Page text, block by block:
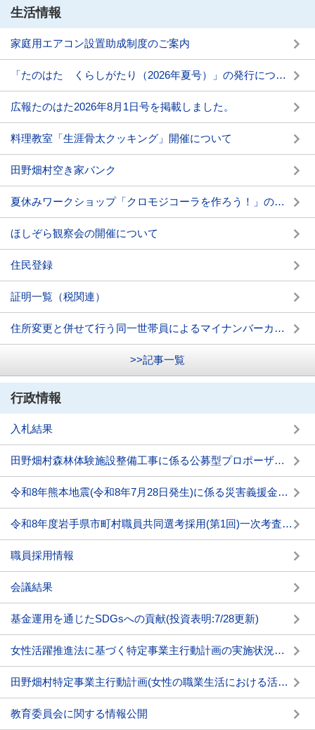
生活情報
家庭用エアコン設置助成制度のご案内
「たのはた くらしがたり（2026年夏号）」の発行について
広報たのはた2026年8月1日号を掲載しました。
料理教室「生涯骨太クッキング」開催について
田野畑村空き家バンク
夏休みワークショップ「クロモジコーラを作ろう！」の開催について
ほしぞら観察会の開催について
住民登録
証明一覧（税関連）
住所変更と併せて行う同一世帯員によるマイナンバーカード電子証明書の発行手続きについて
>>記事一覧
行政情報
入札結果
田野畑村森林体験施設整備工事に係る公募型プロポーザルの実施について
令和8年熊本地震(令和8年7月28日発生)に係る災害義援金箱の設置について
令和8年度岩手県市町村職員共同選考採用(第1回)一次考査の結果について
職員採用情報
会議結果
基金運用を通じたSDGsへの貢献(投資表明:7/28更新)
女性活躍推進法に基づく特定事業主行動計画の実施状況及び女性の職業選択に資する情報の公表について
田野畑村特定事業主行動計画(女性の職業生活における活躍の推進に関する法律)
教育委員会に関する情報公開